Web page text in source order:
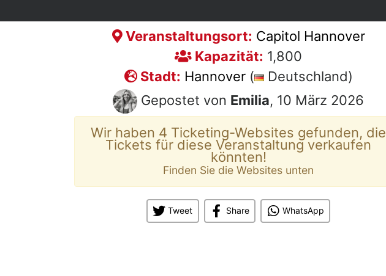
Veranstaltungsort: Capitol Hannover
Kapazität: 1,800
Stadt: Hannover(
Deutschland)
Gepostet von Emilia, 10 März 2026
Wir haben 4 Ticketing-Websites gefunden, die
Tickets für diese Veranstaltung verkaufen
könnten!
Finden Sie die Websites unten
Tweet Share WhatsApp